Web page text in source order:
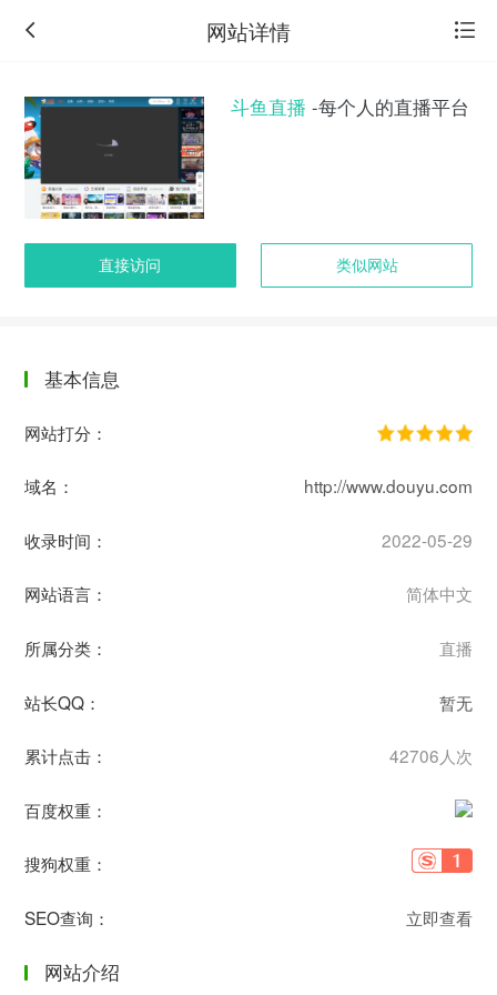
网站详情
斗鱼直播 -每个人的直播平台
直接访问 类似网站
基本信息
网站打分：
域名： http://www.douyu.com
收录时间： 2022-05-29
网站语言： 简体中文
所属分类： 直播
站长QQ： 暂无
累计点击： 42706人次
百度权重：
搜狗权重：
SEO查询： 立即查看
网站介绍